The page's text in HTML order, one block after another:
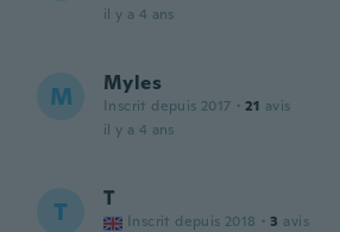
il y a 4 ans
M Myles
Inscrit depuis 2017 · 21 avis
il y a 4 ans
T T
Inscrit depuis 2018 · 3 avis